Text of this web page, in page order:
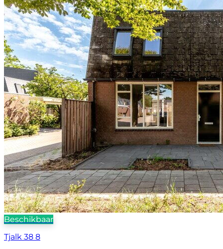
Beschikbaar
Tjalk 38 8